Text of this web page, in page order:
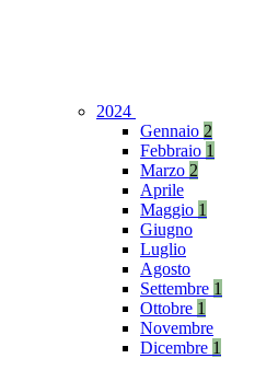
2024
Gennaio 2
Febbraio 1
Marzo 2
Aprile
Maggio 1
Giugno
Luglio
Agosto
Settembre 1
Ottobre 1
Novembre
Dicembre 1